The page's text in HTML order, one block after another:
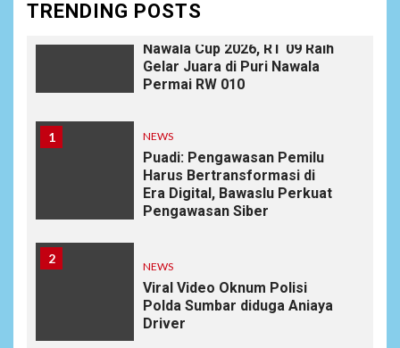
TRENDING POSTS
10 DAERAH SPORT
Nawala Cup 2026, RT 09 Raih
Gelar Juara di Puri Nawala
Permai RW 010
1 NEWS
Puadi: Pengawasan Pemilu
Harus Bertransformasi di
Era Digital, Bawaslu Perkuat
Pengawasan Siber
2
NEWS
Viral Video Oknum Polisi
Polda Sumbar diduga Aniaya
Driver